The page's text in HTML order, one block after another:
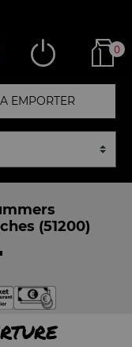
0
A EMPORTER
(51200)